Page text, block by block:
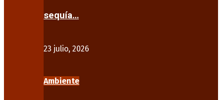
sequía…
23 julio, 2026
Ambiente